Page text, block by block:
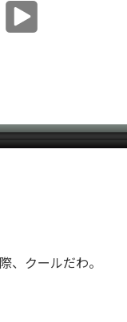
、クールだわ。